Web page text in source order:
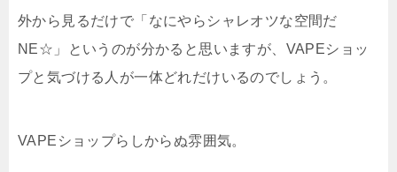
外から見るだけで「なにやらシャレオツな空間だ
NE☆」というのが分かると思いますが、VAPEショッ
プと気づける人が一体どれだけいるのでしょう。
VAPEショップらしからぬ雰囲気。